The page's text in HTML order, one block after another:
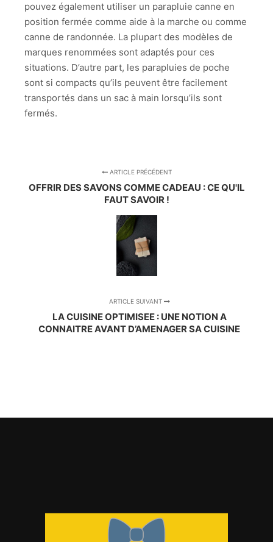
pouvez également utiliser un parapluie canne en
position fermée comme aide à la marche ou comme
canne de randonnée. La plupart des modèles de
marques renommées sont adaptés pour ces
situations. D’autre part, les parapluies de poche
sont si compacts qu’ils peuvent être facilement
transportés dans un sac à main lorsqu’ils sont
fermés.
ARTICLE PRÉCÉDENT
OFFRIR DES SAVONS COMME CADEAU : CE QU'IL
FAUT SAVOIR !
ARTICLE SUIVANT
LA CUISINE OPTIMISEE : UNE NOTION A
CONNAITRE AVANT D’AMENAGER SA CUISINE